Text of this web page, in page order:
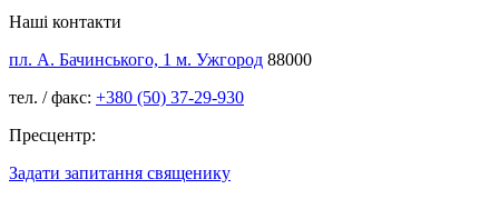
Наші контакти
пл. А. Бачинського, 1 м. Ужгород 88000
тел. / факс: +380 (50) 37-29-930
Пресцентр:
Задати запитання священику